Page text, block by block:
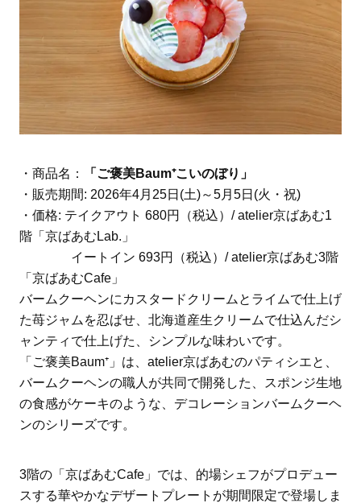
・商品名：
「ご褒美Baum⁺こいのぼり」
・販売期間: 2026年4月25日(土)～5月5日(火・祝)
・価格: テイクアウト 680円（税込）/ atelier京ばあむ1
階「京ばあむLab.」
イートイン 693円（税込）/ atelier京ばあむ3階
「京ばあむCafe」
バームクーヘンにカスタードクリームとライムで仕上げ
た苺ジャムを忍ばせ、北海道産生クリームで仕込んだシ
ャンティで仕上げた、シンプルな味わいです。
「ご褒美Baum⁺」は、atelier京ばあむのパティシエと、
バームクーヘンの職人が共同で開発した、スポンジ生地
の食感がケーキのような、デコレーションバームクーヘ
ンのシリーズです。
3階の「京ばあむCafe」では、的場シェフがプロデュー
スする華やかなデザートプレートが期間限定で登場しま